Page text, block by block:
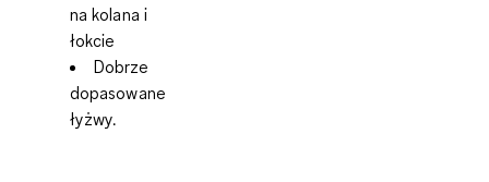
na kolana i
łokcie
Dobrze
dopasowane
łyżwy.